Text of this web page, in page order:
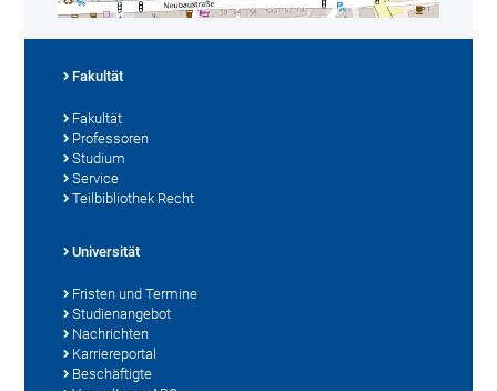
Fakultät
Fakultät
Professoren
Studium
Service
Teilbibliothek Recht
Universität
Fristen und Termine
Studienangebot
Nachrichten
Karriereportal
Beschäftigte